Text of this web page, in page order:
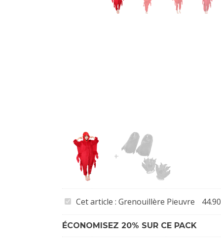
Grenouillère
Pieuvre
Cet article : Grenouillère Pieuvre 44.90
ÉCONOMISEZ 20% SUR CE PACK